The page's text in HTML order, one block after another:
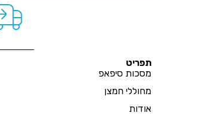
תפריט
מסכות סיפאפ
מחוללי חמצן
אודות